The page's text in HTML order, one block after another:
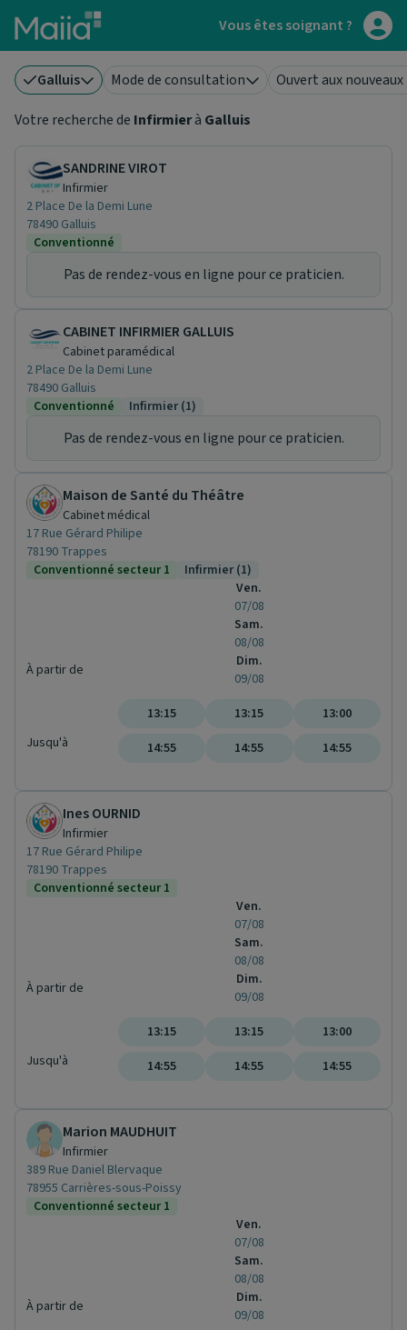
Aller au contenu principal Vous êtes soignant ?
Galluis Mode de consultation
Ouvert aux
Votre recherche de Infirmierà Galluis
SANDRINE VIROT
Infirmier
2 Place De la Demi Lune
78490 Galluis
Conventionné
Pas de rendez-vous en ligne pour ce praticien.
CABINET INFIRMIER GALLUIS
Cabinet paramédical
2 Place De la Demi Lune
78490 Galluis
Conventionné
Infirmier (1)
Pas de rendez-vous en ligne pour ce praticien.
Maison de Santé du Théâtre
Cabinet médical
17 Rue Gérard Philipe
78190 Trappes
Conventionné secteur 1
Infirmier (1)
À partir de
Jusqu'à
Ven.
07/08
Sam.
08/08
Dim.
09/08
13:15
14:55
13:15
14:55
13:00
14:55
Ines OURNID
Infirmier
17 Rue Gérard Philipe
78190 Trappes
Conventionné secteur 1
À partir de
Jusqu'à
Ven.
07/08
Sam.
08/08
Dim.
09/08
13:15
14:55
13:15
14:55
13:00
14:55
Marion MAUDHUIT
Infirmier
389 Rue Daniel Blervaque
78955 Carrières-sous-Poissy
Conventionné secteur 1
À partir de
Ven.
07/08
Sam.
08/08
Dim.
09/08